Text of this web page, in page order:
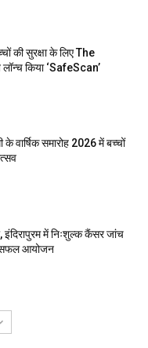
की सुरक्षा के लिए The
किया ‘SafeScan’
वार्षिक समारोह 2026 में बच्चों
इंदिरापुरम में निःशुल्क कैंसर जांच
सफल आयोजन